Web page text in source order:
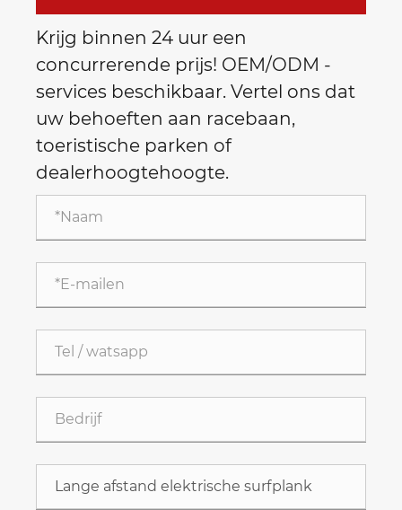
Krijg binnen 24 uur een
concurrerende prijs! OEM/ODM -
services beschikbaar. Vertel ons dat
uw behoeften aan racebaan,
toeristische parken of
dealerhoogtehoogte.